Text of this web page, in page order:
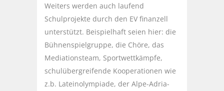
Weiters werden auch laufend
Schulprojekte durch den EV finanzell
unterstützt. Beispielhaft seien hier: die
Bühnenspielgruppe, die Chöre, das
Mediationsteam, Sportwettkämpfe,
schulübergreifende Kooperationen wie
z.b. Lateinolympiade, der Alpe-Adria-